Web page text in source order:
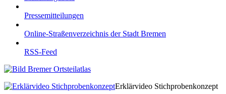
Pressemitteilungen
Online-Straßenverzeichnis der Stadt Bremen
RSS-Feed
Erklärvideo Stichprobenkonzept